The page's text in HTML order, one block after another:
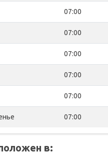
07:00
07:00
07:00
07:00
07:00
07:00
в: